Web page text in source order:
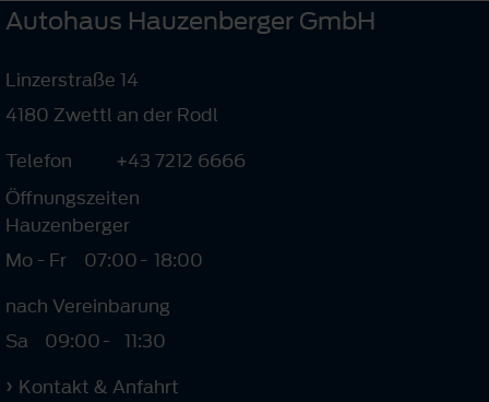
Autohaus Hauzenberger GmbH
Linzerstraße 14
4180 Zwettl an der Rodl
Telefon
+43 7212 6666
Öffnungszeiten
Hauzenberger
Mo - Fr
07:00- 18:00
nach Vereinbarung
Sa
09:00- 11:30
Kontakt & Anfahrt